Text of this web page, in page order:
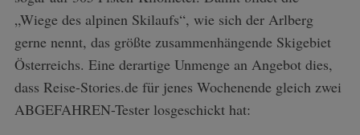
„Wiege des alpinen Skilaufs“, wie sich der Arlberg
gerne nennt, das größte zusammenhängende Skigebiet
Österreichs. Eine derartige Unmenge an Angebot dies,
dass Reise-Stories.de für jenes Wochenende gleich zwei
ABGEFAHREN-Tester losgeschickt hat: